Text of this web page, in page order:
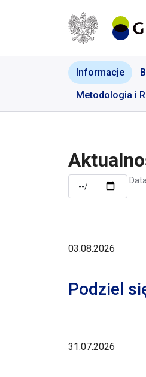
Aktualności |
Informacje
Metodologia i
03.08.2026
Podziel
31.07.2026